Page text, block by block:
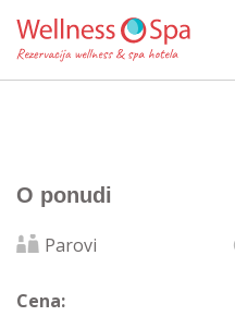
O ponudi
Parovi
Cena: